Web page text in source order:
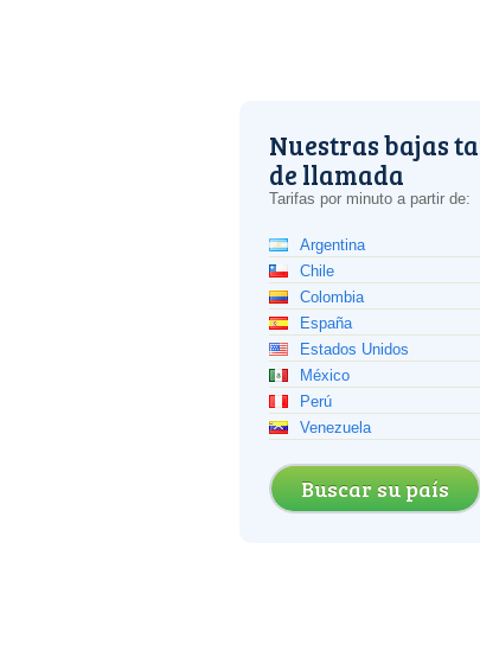
Nuestras bajas
de llamada
Tarifas por minuto a partir de:
Argentina
Chile
Colombia
España
Estados Unidos
México
Perú
Venezuela
Buscar su país